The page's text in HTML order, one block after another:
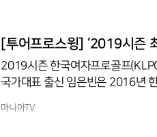
장에서 연습을 하는데 정작 연습장
[투어프로스윙] ‘2019시즌
2019시즌 한국여자프로골프
국가대표 출신 임은빈은 2016년 한국
은 지난 2019시즌 E1채리티 오픈에서 프로 데뷔 4년 만에 첫 승을 차지했다. 연장 4차 끝에
마니아TV